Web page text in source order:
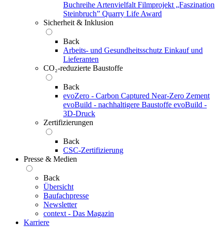
Buchreihe Artenvielfalt Filmprojekt „Faszination
Steinbruch” Quarry Life Award
Sicherheit & Inklusion
Back
Arbeits- und Gesundheitsschutz Einkauf und
Lieferanten
CO₂-reduzierte Baustoffe
Back
evoZero - Carbon Captured Near-Zero Zement
evoBuild - nachhaltigere Baustoffe evoBuild -
3D-Druck
Zertifizierungen
Back
CSC-Zertifizierung
Presse & Medien
Back
Übersicht
Baufachpresse
Newsletter
context - Das Magazin
Karriere